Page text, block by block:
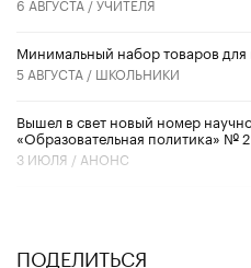
Минимальный набор товаров
5 АВГУСТА / ШКОЛЬНИКИ
Вышел в свет новый номер
«Образовательная политика» №
3 ИЮЛЯ / АНОНС
ПОДЕЛИТЬСЯ